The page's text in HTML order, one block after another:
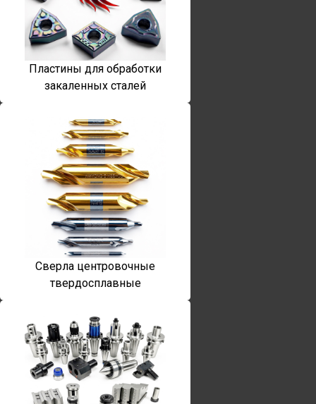
Пластины для обработки
закаленных сталей
Сверла центровочные
твердосплавные